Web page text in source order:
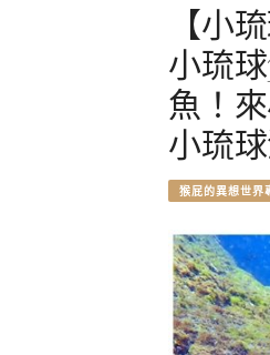
【小
小琉
魚！
小琉
猴屁的異想世界